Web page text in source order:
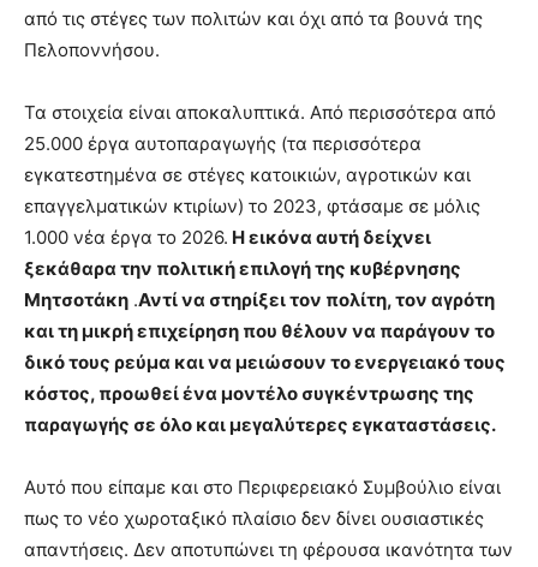
από τις στέγες των πολιτών και όχι από τα βουνά της
Πελοποννήσου.
Τα στοιχεία είναι αποκαλυπτικά. Από περισσότερα από
25.000 έργα αυτοπαραγωγής (τα περισσότερα
εγκατεστημένα σε στέγες κατοικιών, αγροτικών και
επαγγελματικών κτιρίων) το 2023, φτάσαμε σε μόλις
1.000 νέα έργα το 2026. Η εικόνα αυτή δείχνει
ξεκάθαρα την πολιτική επιλογή της κυβέρνησης
Μητσοτάκη .Αντί να στηρίξει τον πολίτη, τον αγρότη
και τη μικρή επιχείρηση που θέλουν να παράγουν το
δικό τους ρεύμα και να μειώσουν το ενεργειακό τους
κόστος, προωθεί ένα μοντέλο συγκέντρωσης της
παραγωγής σε όλο και μεγαλύτερες εγκαταστάσεις.
Αυτό που είπαμε και στο Περιφερειακό Συμβούλιο είναι
πως το νέο χωροταξικό πλαίσιο δεν δίνει ουσιαστικές
απαντήσεις. Δεν αποτυπώνει τη φέρουσα ικανότητα των